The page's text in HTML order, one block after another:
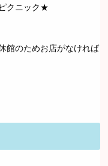
クニック★
館のためお店がなければ